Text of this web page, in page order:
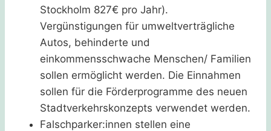
Stockholm 827€ pro Jahr).
Vergünstigungen für umweltverträgliche
Autos, behinderte und
einkommensschwache Menschen/ Familien
sollen ermöglicht werden. Die Einnahmen
sollen für die Förderprogramme des neuen
Stadtverkehrskonzepts verwendet werden.
Falschparker:innen stellen eine